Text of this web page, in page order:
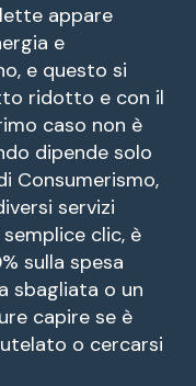
appare
e
e questo si
ridotto e con il
caso non è
dipende solo
Consumerismo,
servizi
clic, è
sulla spesa
sbagliata o un
capire se è
o cercarsi